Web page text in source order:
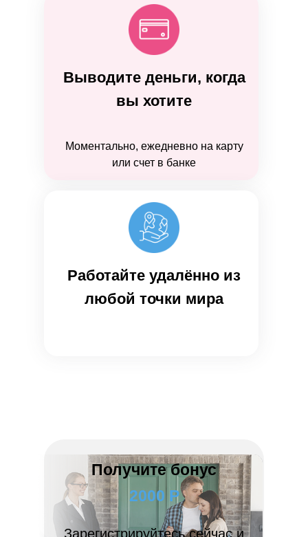
Выводите деньги, когда
вы хотите
Моментально, ежедневно на карту
или счет в банке
Работайте удалённо из
любой точки мира
Получите бонус
2000 Р
Зарегистрируйтесь сейчас и